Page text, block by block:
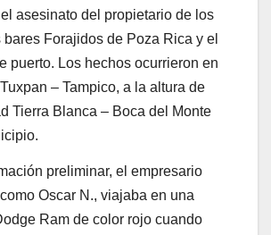
asesinato del propietario de los
Forajidos de Poza Rica y el
puerto. Los hechos ocurrieron en
– Tampico, a la altura de
Tierra Blanca – Boca del Monte
preliminar, el empresario
Oscar N., viajaba en una
Ram de color rojo cuando